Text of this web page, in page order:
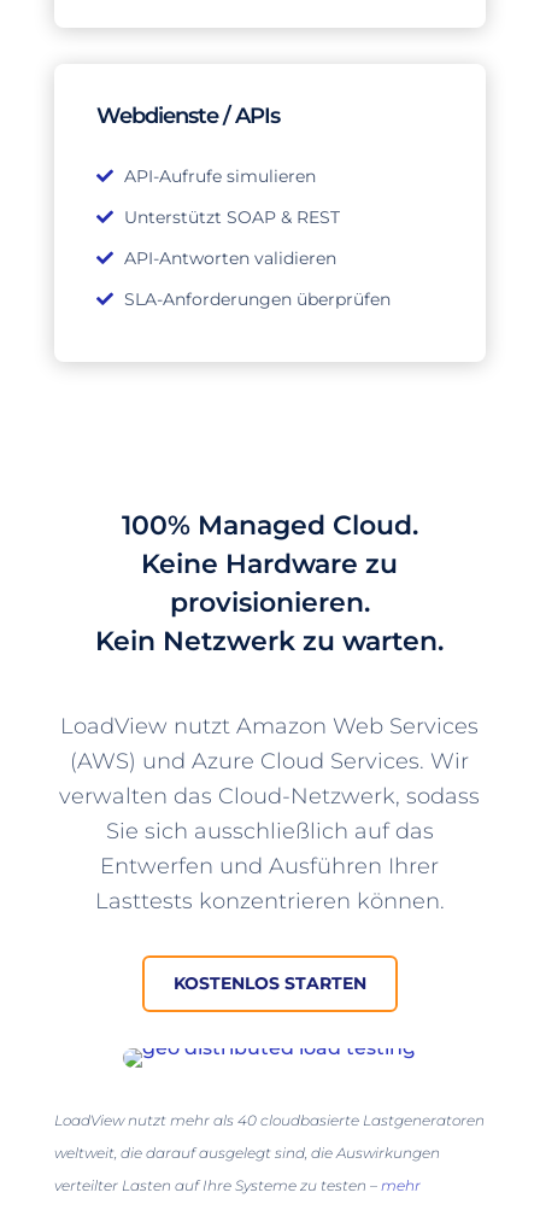
Webdienste / APIs
API-Aufrufe simulieren
Unterstützt SOAP & REST
API-Antworten validieren
SLA-Anforderungen überprüfen
LoadView nutzt mehr als 40 cloudbasierte Lastgeneratoren
weltweit, die darauf ausgelegt sind, die Auswirkungen
verteilter Lasten auf Ihre Systeme zu testen – mehr
100% Managed Cloud.
Keine Hardware zu
provisionieren.
Kein Netzwerk zu warten.
LoadView nutzt Amazon Web Services
(AWS) und Azure Cloud Services. Wir
verwalten das Cloud-Netzwerk, sodass
Sie sich ausschließlich auf das
Entwerfen und Ausführen Ihrer
Lasttests konzentrieren können.
KOSTENLOS STARTEN